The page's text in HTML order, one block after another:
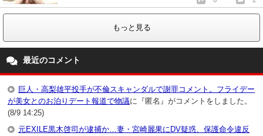
もっと見る
最近のコメント
巨人・高梨雄平投手が不倫スキャンダルで謝罪コメント。フライデー
が美女とのお泊りデート報道で物議に『匿名』がコメントをしました。
(8/9 14:25)
元EXILE黒木啓司が逮捕か…妻・宮崎麗果にDV疑惑、保護命令違反